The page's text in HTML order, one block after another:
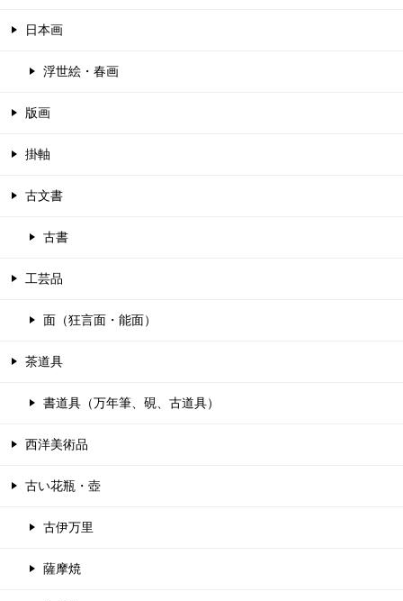
日本画
浮世絵・春画
版画
掛軸
古文書
古書
工芸品
面（狂言面・能面）
茶道具
書道具（万年筆、硯、古道具）
西洋美術品
古い花瓶・壺
古伊万里
薩摩焼